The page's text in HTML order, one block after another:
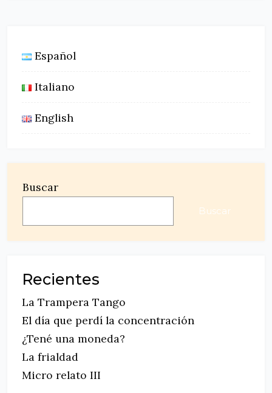
Español
Italiano
English
Buscar
Buscar
Recientes
La Trampera Tango
El día que perdí la concentración
¿Tené una moneda?
La frialdad
Micro relato III